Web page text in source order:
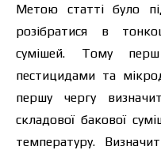
Метою статті було
розібратися в
сумішей. Тому
пестицидами та
першу чергу
складової бакової
температуру.